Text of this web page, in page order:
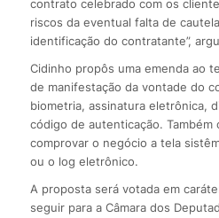
contrato celebrado com os
riscos da eventual falta de
identificação do contratante”,
Cidinho propôs uma emenda ao
de manifestação da vontade do
biometria, assinatura eletrônica,
código de autenticação. Também
comprovar o negócio a tela
ou o log eletrônico.
A proposta será votada em
seguir para a Câmara dos